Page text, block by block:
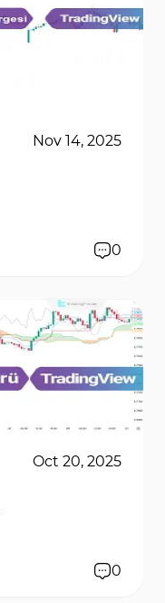
Nov 14, 2025
0
Oct 20, 2025
0